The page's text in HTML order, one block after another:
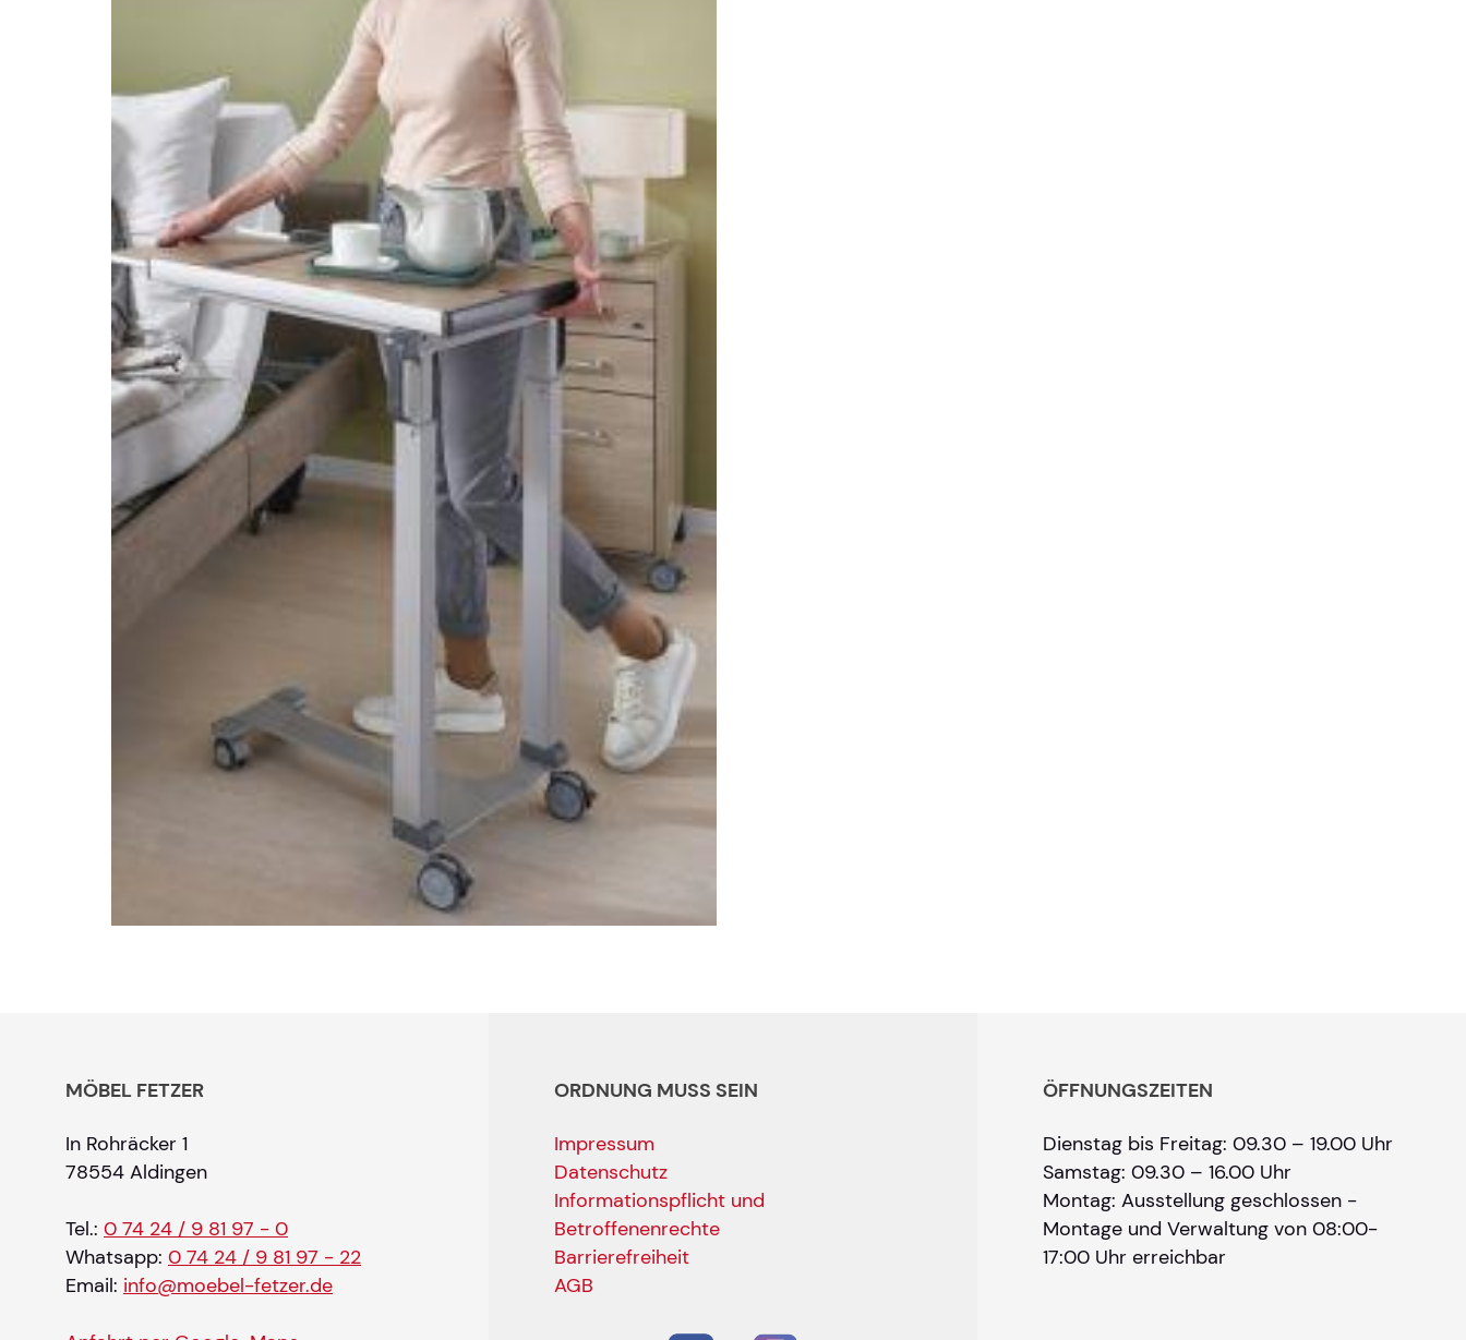
MÖBEL FETZER
In Rohräcker 1
78554 Aldingen
Tel.: 0 74 24 / 9 81 97 - 0
Whatsapp: 0 74 24 / 9 81 97 - 22
Email: info@moebel-fetzer.de
ORDNUNG MUSS SEIN
Impressum
Datenschutz
Informationspflicht und
Betroffenenrechte
Barrierefreiheit
AGB
ÖFFNUNGSZEITEN
Dienstag bis Freitag: 09.30 – 19.00 Uhr
Samstag: 09.30 – 16.00 Uhr
Montag: Ausstellung geschlossen -
Montage und Verwaltung von 08:00-
17:00 Uhr erreichbar